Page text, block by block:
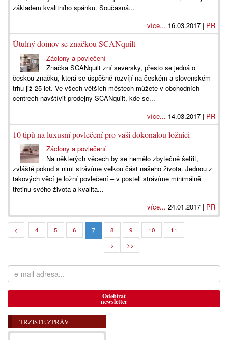
základem kvalitního spánku. Současná...
více... 16.03.2017 | PR
Útulný domov se značkou SCANquilt
Záclony a povlečení
Značka SCANquilt zní seversky, přesto se jedná o
českou značku, která se úspěšně rozvíjí na českém a slovenském
trhu již 25 let. Ve všech větších městech můžete v obchodních
centrech navštívit prodejny SCANquilt, kde se...
více... 14.03.2017 | PR
10 tipů na luxusní povlečení pro vaši dokonalou ložnici
Záclony a povlečení
Na některých věcech by se nemělo zbytečně šetřit,
zvláště pokud s nimi strávíme velkou část našeho života. Jednou z
takových věcí je ložní povlečení – v posteli strávíme minimálně
třetinu svého života a kvalita...
více... 24.01.2017 | PR
< 4 5 6 7 8 9 10
11
>
>>
Odebírat
newsletter
TRŽIŠTĚ ZPRÁV